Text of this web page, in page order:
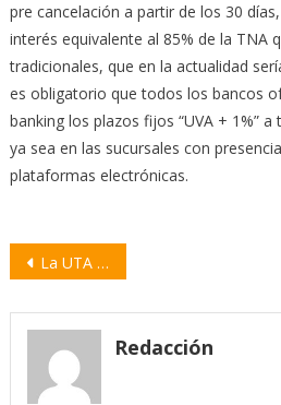
pre cancelación a partir de los 30
interés equivalente al 85% de la TNA
tradicionales, que en la actualidad
es obligatorio que todos los bancos
banking los plazos fijos “UVA + 1%”
ya sea en las sucursales con
plataformas electrónicas.
Navegación
entradas
La UTA lanzó un paro nacional de colectivos
Redacción